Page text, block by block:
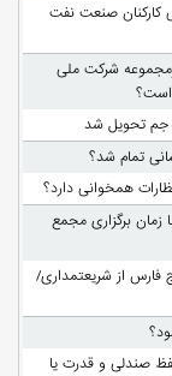
کارکنان صنعت نفت
شرکت ملی
است؟
جم تحویل شد
تمام شد؟
همخوانی دارد؟
برگزاری مجمع
فارس از شریعتمداری/
صندلی و قدرت یا